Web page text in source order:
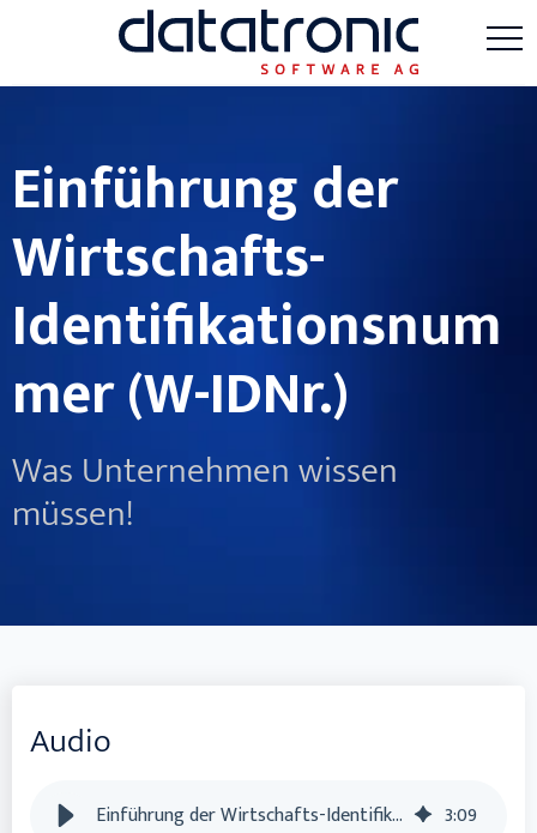
Einführung der
Wirtschafts-
Identifikationsnum
mer (W-IDNr.)
Was Unternehmen wissen
müssen!
Audio
Einführung der Wirtschafts-Identifikationsnummer (W-IDNr.) 3:09